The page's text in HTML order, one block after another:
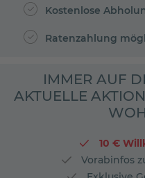
Kostenlose
Ratenzahlung
IMMER AUF
AKTUELLE
10 €
Vorabinfos